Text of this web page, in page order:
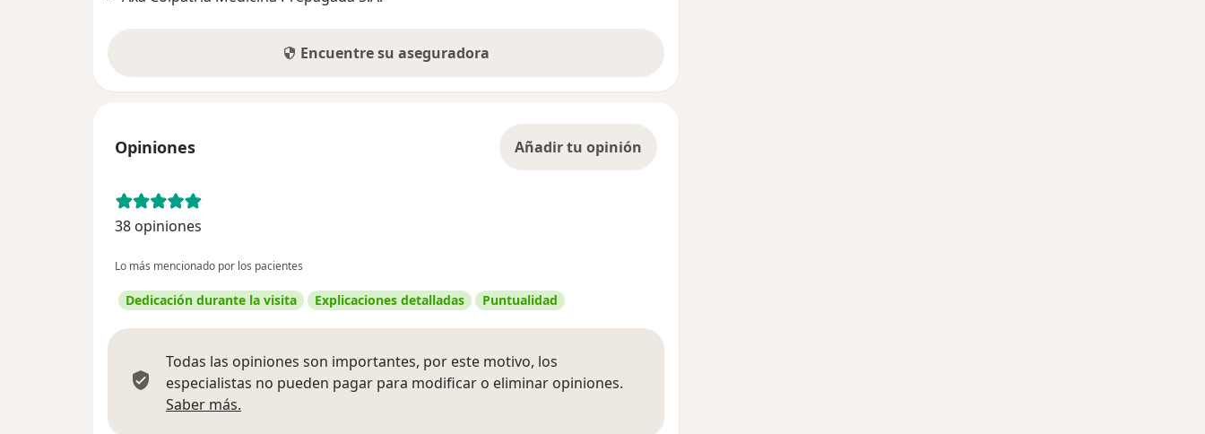
Encuentre su aseguradora
Opiniones Añadir tu opinión
38 opiniones
Lo más mencionado por los pacientes
Dedicación durante la visita Explicaciones detalladas Puntualidad
Todas las opiniones son importantes, por este motivo, los
especialistas no pueden pagar para modificar o eliminar opiniones.
Saber más.